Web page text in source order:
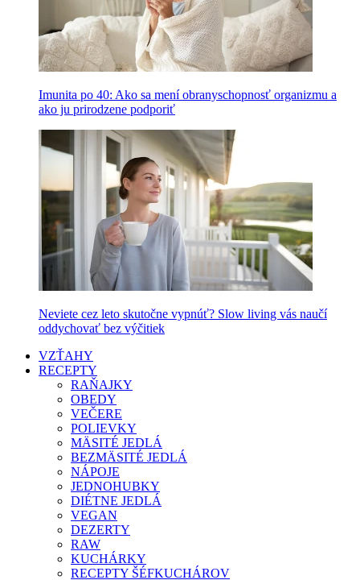
Imunita po 40: Ako sa mení obranyschopnosť organizmu a
ako ju prirodzene podporiť
Neviete cez leto skutočne vypnúť? Slow living vás naučí
oddychovať bez výčitiek
VZŤAHY
RECEPTY
RAŇAJKY
OBEDY
VEČERE
POLIEVKY
MÄSITÉ JEDLÁ
BEZMÄSITÉ JEDLÁ
NÁPOJE
JEDNOHUBKY
DIÉTNE JEDLÁ
VEGAN
DEZERTY
RAW
KUCHÁRKY
RECEPTY ŠÉFKUCHÁROV